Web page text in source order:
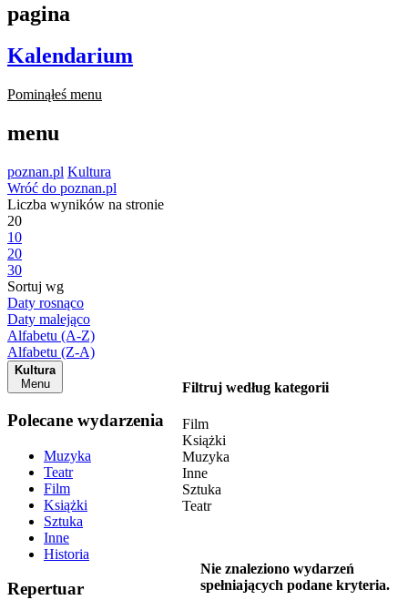
pagina
Kalendarium
Pominąłeś menu
menu
poznan.pl Kultura
Wróć do poznan.pl
Liczba wyników na stronie
20
10
20
30
Sortuj wg
Daty rosnąco
Daty malejąco
Alfabetu (A-Z)
Alfabetu (Z-A)
Kultura
Menu
Polecane wydarzenia
Muzyka
Teatr
Film
Książki
Sztuka
Inne
Historia
Repertuar
Filtruj według kategorii
Film
Książki
Muzyka
Inne
Sztuka
Teatr
Nie znaleziono wydarzeń
spełniających podane kryteria.